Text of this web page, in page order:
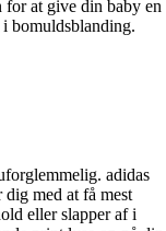
for at give din baby en
bomuldsblanding.
adidas
med at få mest
eller slapper af i